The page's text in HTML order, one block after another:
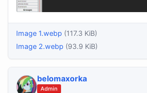
Image 1.webp (117.3 KiB)
Image 2.webp (93.9 KiB)
belomaxorka
Admin